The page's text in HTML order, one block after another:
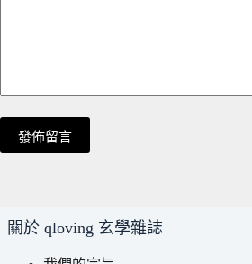
發佈留言
關於 qloving 玄學雜誌